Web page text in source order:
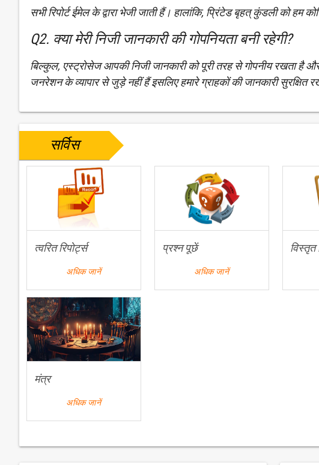
सभी रिपोर्ट ईमेल के द्वारा भेजी जाती हैं। हालांकि, प्रिंटेड बृहत् कुंडली को हम
Q2. क्या मेरी निजी जानकारी की गोपनियता बनी रहेगी?
बिल्कुल, एस्ट्रोसेज आपकी निजी जानकारी को पूरी तरह से गोपनीय रखता है
जनरेशन के व्यापार से जुड़े नहीं हैं इसलिए हमारे ग्राहकों की जानकारी सुरक्षित
सर्विस
त्वरित रिपोर्ट्स
अधिक जानें
प्रश्न पूछें
अधिक जानें
विस्तृत
मंत्र
अधिक जानें